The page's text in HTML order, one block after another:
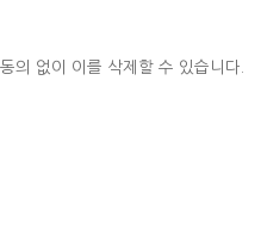
의 없이 이를 삭제할 수 있습니다.